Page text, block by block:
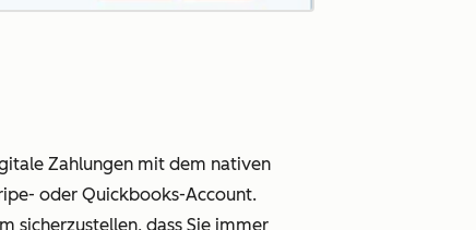
Zahlungen mit dem nativen
oder Quickbooks-Account.
sicherzustellen, dass Sie immer